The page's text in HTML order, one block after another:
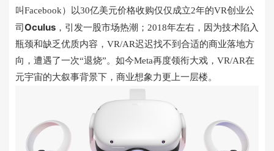
叫Facebook）以30亿美元价格收购仅仅成立2年的VR创业公
司 Oculus ，引发一股市场热潮；2018年左右，因为技术陷入
瓶颈和缺乏优质内容，VR/AR迟迟找不到合适的商业落地方
向，遭遇了一次“退烧”。如今Meta再度领衔大戏，VR/AR在
元宇宙的大叙事背景下，商业想象力更上一层楼。